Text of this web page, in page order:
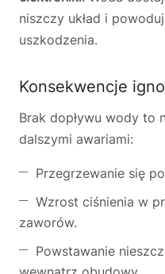
niszczy układ i
uszkodzenia.
Konsekwencje
Brak dopływu wody to
dalszymi awariami:
Przegrzewanie się
Wzrost ciśnienia w
zaworów.
Powstawanie